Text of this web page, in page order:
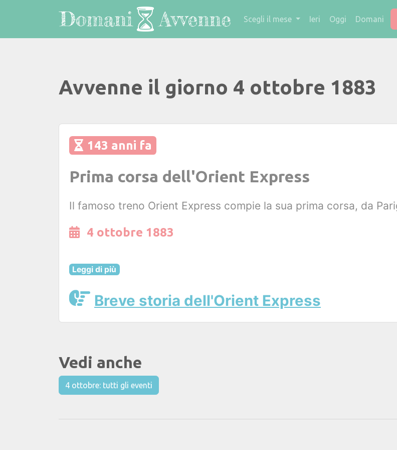
Scegli il mese Ieri Oggi Domani
Avvenne il giorno 4 ottobre 1883
143 anni fa
Prima corsa dell'Orient Express
Il famoso treno Orient Express compie la sua prima corsa, da
4 ottobre 1883
Leggi di più
Breve storia dell'Orient Express
Vedi anche
4 ottobre: tutti gli eventi